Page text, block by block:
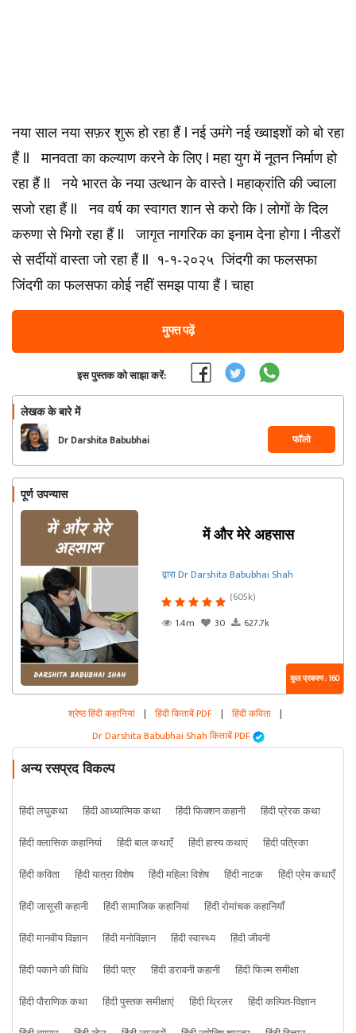
नया साल नया सफ़र शुरू हो रहा हैं l नई उमंगे नई ख्वाइशों को बो रहा
हैं ll मानवता का कल्याण करने के लिए l महा युग में नूतन निर्माण हो
रहा हैं ll नये भारत के नया उत्थान के वास्ते l महाक्रांति की ज्वाला
सजो रहा हैं ll नव वर्ष का स्वागत शान से करो कि l लोगों के दिल
करुणा से भिगो रहा हैं ll जागृत नागरिक का इनाम देना होगा l नीडरों
से सर्दीयों वास्ता जो रहा हैं ll १-१-२०२५ जिंदगी का फलसफा
जिंदगी का फलसफा कोई नहीं समझ पाया हैं l चाहा
मुफ्त पढ़ें
इस पुस्तक को साझा करें:
लेखक के बारे में
Dr Darshita Babubhai
Shah
फॉलो
पूर्ण उपन्यास
में और मेरे अहसास
द्वारा Dr Darshita Babubhai Shah
(605k)
1.4m
30 627.7k
कुल प्रकरण : 160
श्रेष्ठ हिंदी कहानियां | हिंदी किताबें PDF | हिंदी कविता |
Dr Darshita Babubhai Shah किताबें PDF
अन्य रसप्रद विकल्प
हिंदी लघुकथा हिंदी आध्यात्मिक कथा हिंदी फिक्शन कहानी
हिंदी प्रेरक कथा
हिंदी क्लासिक कहानियां
हिंदी बाल कथाएँ हिंदी हास्य कथाएं
हिंदी पत्रिका
हिंदी कविता
हिंदी यात्रा विशेष हिंदी महिला विशेष हिंदी नाटक
हिंदी प्रेम कथाएँ
हिंदी जासूसी कहानी
हिंदी सामाजिक कहानियां
हिंदी रोमांचक कहानियाँ
हिंदी मानवीय विज्ञान
हिंदी मनोविज्ञान हिंदी स्वास्थ्य
हिंदी जीवनी
हिंदी पकाने की विधि
हिंदी पत्र हिंदी डरावनी कहानी
हिंदी फिल्म समीक्षा
हिंदी पौराणिक कथा
हिंदी पुस्तक समीक्षाएं हिंदी थ्रिलर
हिंदी कल्पित-विज्ञान